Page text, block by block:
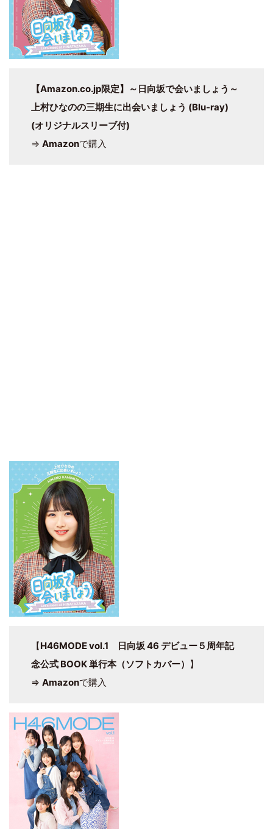
【Amazon.co.jp限定】～日向坂で会いましょう～
上村ひなのの三期生に出会いましょう (Blu-ray)
(オリジナルスリーブ付)
⇒ Amazonで購入
【H46MODE vol.1 日向坂 46 デビュー５周年記
念公式 BOOK 単行本（ソフトカバー） 】
⇒ Amazonで購入